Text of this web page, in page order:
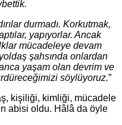
durmadı. Korkutmak,
yapıyorlar. Ancak
mücadeleye devam
şahsında onlardan
yaşam olan devrim ve
söylüyoruz.”
kişiliği, kimliği, mücadele
abisi oldu. Hâlâ da öyle